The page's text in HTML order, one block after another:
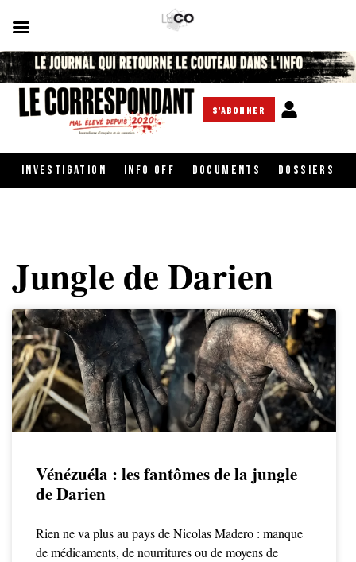
S'ABONNER
INVESTIGATION INFO OFF DOCUMENTS DOSSIERS
Jungle de Darien
Vénézuéla : les fantômes de la jungle
de Darien
Rien ne va plus au pays de Nicolas Madero : manque
de médicaments, de nourritures ou de moyens de